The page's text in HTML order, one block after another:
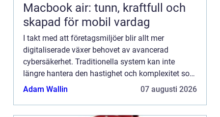
Macbook air: tunn, kraftfull och
skapad för mobil vardag
I takt med att företagsmiljöer blir allt mer
digitaliserade växer behovet av avancerad
cybersäkerhet. Traditionella system kan inte
längre hantera den hastighet och komplexitet som
moderna hot utgör. Lösningen kan l...
Adam Wallin 07 augusti 2026